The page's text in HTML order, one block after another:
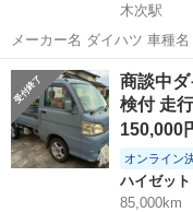
木次駅
メーカー名 ダイハツ 車種名 ムーブ グレード名 L SA 排気量 660 cc
年式 平成27年 (2015年) 2月 走行距離 132450 km 走行距離の状態 実走
行 色 シロ系 色の名称 ...
島根 雲南市 木次駅
商談中
検付 走
150,000
オンライン
ハイゼット
85,000km